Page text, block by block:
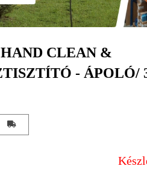
CLEAN &
- ÁPOLÓ/